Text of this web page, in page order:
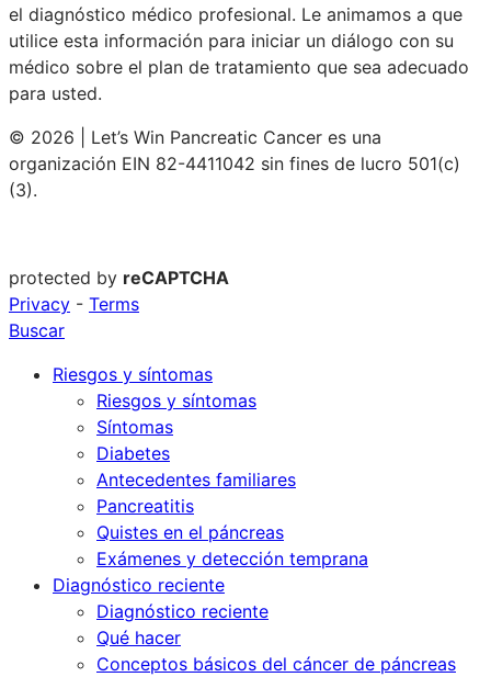
el diagnóstico médico profesional. Le animamos a que
utilice esta información para iniciar un diálogo con su
médico sobre el plan de tratamiento que sea adecuado
para usted.
© 2026 | Let’s Win Pancreatic Cancer es una
organización EIN 82-4411042 sin fines de lucro 501(c)
(3).
protected by reCAPTCHA
Privacy - Terms
Buscar
Riesgos y síntomas
Riesgos y síntomas
Síntomas
Diabetes
Antecedentes familiares
Pancreatitis
Quistes en el páncreas
Exámenes y detección temprana
Diagnóstico reciente
Diagnóstico reciente
Qué hacer
Conceptos básicos del cáncer de páncreas